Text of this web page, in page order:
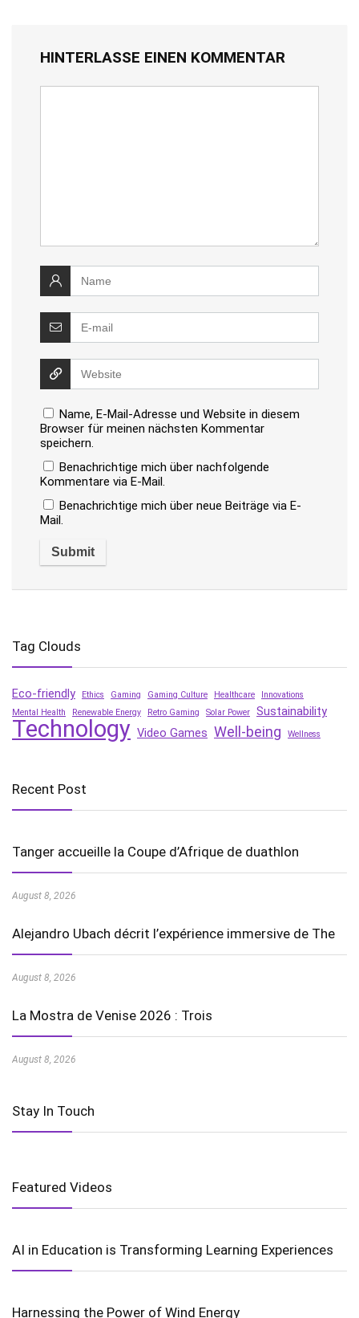
HINTERLASSE EINEN KOMMENTAR
Name, E-Mail-Adresse und Website in diesem
Browser für meinen nächsten Kommentar
speichern.
Benachrichtige mich über nachfolgende
Kommentare via E-Mail.
Benachrichtige mich über neue Beiträge via E-
Mail.
Tag Clouds
Eco-friendly Ethics Gaming Gaming Culture Healthcare
Innovations
Mental Health
Renewable Energy Retro Gaming Solar Power Sustainability
Technology Video Games Well-being Wellness
Recent Post
Tanger accueille la Coupe d’Afrique de duathlon
August 8, 2026
Alejandro Ubach décrit l’expérience immersive de The
August 8, 2026
La Mostra de Venise 2026 : Trois
August 8, 2026
Stay In Touch
Featured Videos
AI in Education is Transforming Learning Experiences
Harnessing the Power of Wind Energy